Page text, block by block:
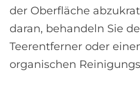
der Oberfläche
daran, behandeln Sie
Teerentferner oder
organischen